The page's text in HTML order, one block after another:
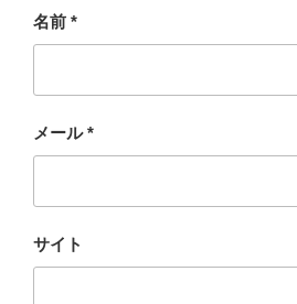
名前 *
メール*
サイト